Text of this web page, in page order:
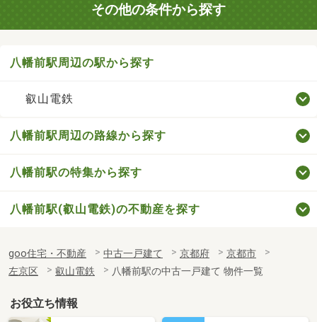
その他の条件から探す
八幡前駅周辺の駅から探す
叡山電鉄
八幡前駅周辺の路線から探す
八幡前駅の特集から探す
八幡前駅(叡山電鉄)の不動産を探す
goo住宅・不動産 中古一戸建て 京都府
京都市
左京区
叡山電鉄 八幡前駅の中古一戸建て 物件一覧
お役立ち情報